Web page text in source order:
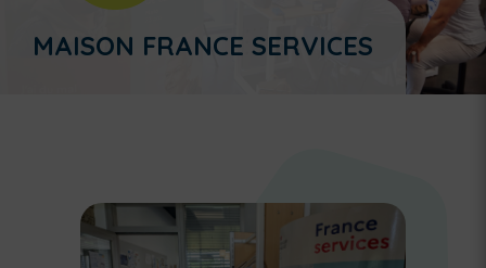
MAISON FRANCE SERVICES